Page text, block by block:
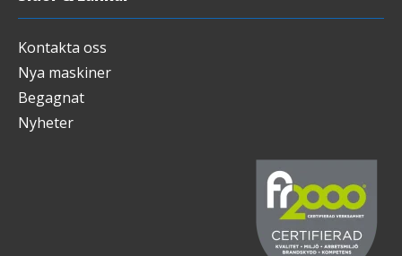
Kontakta oss
Nya maskiner
Begagnat
Nyheter